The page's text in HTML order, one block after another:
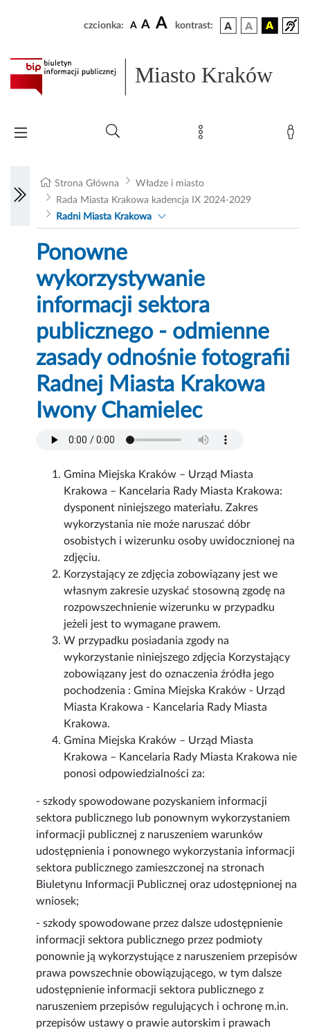
czcionka: A A A kontrast:
Miasto Kraków
Strona Główna
Władze i miasto
Rada Miasta Krakowa kadencja IX 2024-2029
Radni Miasta Krakowa
Ponowne
wykorzystywanie
informacji sektora
publicznego - odmienne
zasady odnośnie fotografii
Radnej Miasta Krakowa
Iwony Chamielec
Gmina Miejska Kraków – Urząd Miasta
Krakowa – Kancelaria Rady Miasta Krakowa:
dysponent niniejszego materiału. Zakres
wykorzystania nie może naruszać dóbr
osobistych i wizerunku osoby uwidocznionej na
zdjęciu.
Korzystający ze zdjęcia zobowiązany jest we
własnym zakresie uzyskać stosowną zgodę na
rozpowszechnienie wizerunku w przypadku
jeżeli jest to wymagane prawem.
W przypadku posiadania zgody na
wykorzystanie niniejszego zdjęcia Korzystający
zobowiązany jest do oznaczenia źródła jego
pochodzenia : Gmina Miejska Kraków - Urząd
Miasta Krakowa - Kancelaria Rady Miasta
Krakowa.
Gmina Miejska Kraków – Urząd Miasta
Krakowa – Kancelaria Rady Miasta Krakowa nie
ponosi odpowiedzialności za:
- szkody spowodowane pozyskaniem informacji
sektora publicznego lub ponownym wykorzystaniem
informacji publicznej z naruszeniem warunków
udostępnienia i ponownego wykorzystania informacji
sektora publicznego zamieszczonej na stronach
Biuletynu Informacji Publicznej oraz udostępnionej na
wniosek;
- szkody spowodowane przez dalsze udostępnienie
informacji sektora publicznego przez podmioty
ponownie ją wykorzystujące z naruszeniem przepisów
prawa powszechnie obowiązującego, w tym dalsze
udostępnienie informacji sektora publicznego z
naruszeniem przepisów regulujących i ochronę m.in.
przepisów ustawy o prawie autorskim i prawach